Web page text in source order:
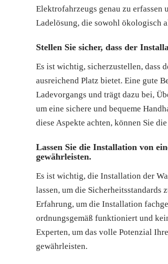
Elektrofahrzeugs genau zu erfassen
Ladelösung, die sowohl ökologisch
Stellen Sie sicher, dass der
Es ist wichtig, sicherzustellen, dass
ausreichend Platz bietet. Eine gute
Ladevorgangs und trägt dazu bei,
um eine sichere und bequeme
diese Aspekte achten, können Sie
Lassen Sie die Installation von
gewährleisten.
Es ist wichtig, die Installation der
lassen, um die
Erfahrung, um die Installation
ordnungsgemäß funktioniert und
Experten, um das volle Potenzial
gewährleisten.